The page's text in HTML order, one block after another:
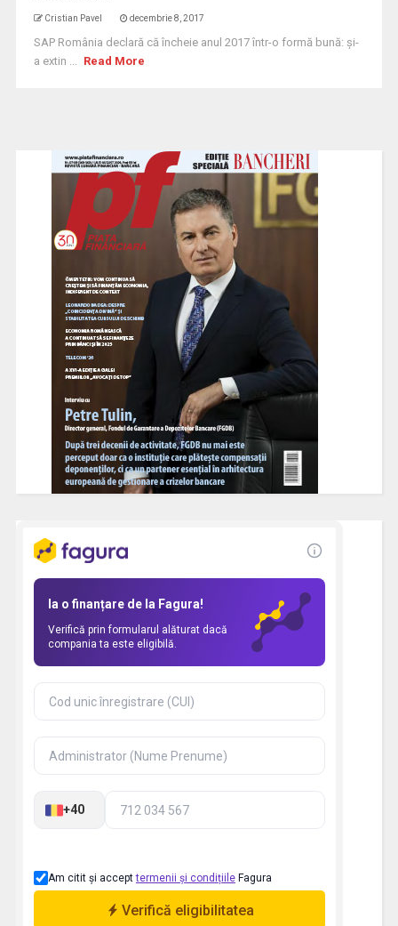
Cristian Pavel decembrie 8, 2017
SAP România declară că încheie anul 2017 într-o formă bună: și-
a extin ... Read More